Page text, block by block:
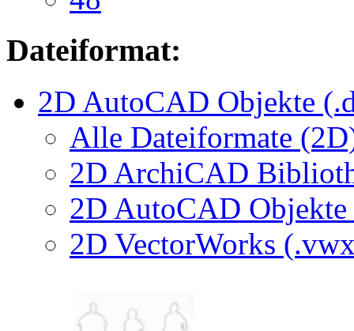
Dateiformat:
2D AutoCAD Objekte
Alle Dateiformate
2D ArchiCAD
2D AutoCAD
2D VectorWorks